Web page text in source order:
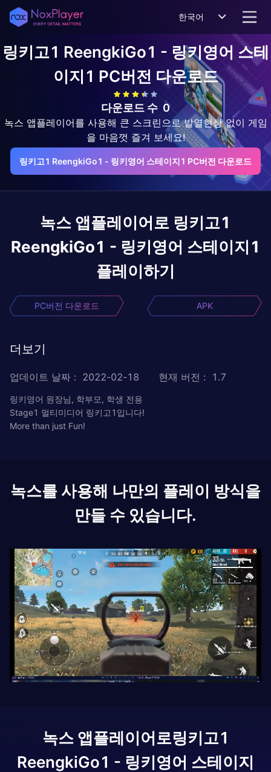
한국어
링키고1 ReengkiGo1 - 링키영어 스테
이지1 PC버전 다운로드
다운로드 수 0
녹스 앱플레이어를 사용해 큰 스크린으로 발열현상 없이 게임
을 마음껏 즐겨 보세요!
링키고1 ReengkiGo1 - 링키영어 스테이지1 PC버전 다운로드
녹스 앱플레이어로 링키고1
ReengkiGo1 - 링키영어 스테이지1
플레이하기
PC버전 다운로드 APK
더보기
업데이트 날짜 : 2022-02-18 현재 버전 : 1.7
링키영어 원장님, 학부모, 학생 전용
Stage1 멀티미디어 링키고1입니다!
More than just Fun!
녹스를 사용해 나만의 플레이 방식을
만들 수 있습니다.
녹스 앱플레이어로링키고1
ReengkiGo1 - 링키영어 스테이지